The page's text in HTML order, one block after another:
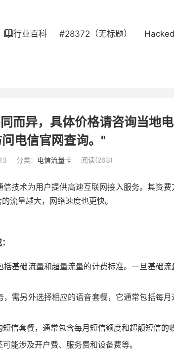
行业百科 #28372（无标题）
而异，具体价格请咨询当地
电信官网查询。"
分类： 电信流量卡 阅读(263)
技术为用户提供高速互联网接入服务。其资
流量越大，网络速度也更快。
基础流量和超量流量的计费标准。一旦基础
需另外选择相应的语音套餐，它通常包括每
信套餐，通常包含每月短信额度和超额短信的
能涉及开户费、服务费和设备费等。